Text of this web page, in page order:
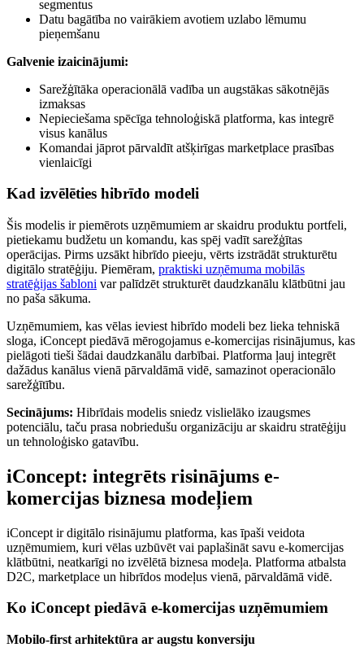
segmentus
Datu bagātība no vairākiem avotiem uzlabo lēmumu
pieņemšanu
Galvenie izaicinājumi:
Sarežģītāka operacionālā vadība un augstākas sākotnējās
izmaksas
Nepieciešama spēcīga tehnoloģiskā platforma, kas integrē
visus kanālus
Komandai jāprot pārvaldīt atšķirīgas marketplace prasības
vienlaicīgi
Kad izvēlēties hibrīdo modeli
Šis modelis ir piemērots uzņēmumiem ar skaidru produktu portfeli,
pietiekamu budžetu un komandu, kas spēj vadīt sarežģītas
operācijas. Pirms uzsākt hibrīdo pieeju, vērts izstrādāt strukturētu
digitālo stratēģiju. Piemēram, praktiski uzņēmuma mobilās
stratēģijas šabloni var palīdzēt strukturēt daudzkanālu klātbūtni jau
no paša sākuma.
Uzņēmumiem, kas vēlas ieviest hibrīdo modeli bez lieka tehniskā
sloga, iConcept piedāvā mērogojamus e-komercijas risinājumus, kas
pielāgoti tieši šādai daudzkanālu darbībai. Platforma ļauj integrēt
dažādus kanālus vienā pārvaldāmā vidē, samazinot operacionālo
sarežģītību.
Secinājums: Hibrīdais modelis sniedz vislielāko izaugsmes
potenciālu, taču prasa nobriedušu organizāciju ar skaidru stratēģiju
un tehnoloģisko gatavību.
iConcept: integrēts risinājums e-
komercijas biznesa modeļiem
iConcept ir digitālo risinājumu platforma, kas īpaši veidota
uzņēmumiem, kuri vēlas uzbūvēt vai paplašināt savu e-komercijas
klātbūtni, neatkarīgi no izvēlētā biznesa modeļa. Platforma atbalsta
D2C, marketplace un hibrīdos modeļus vienā, pārvaldāmā vidē.
Ko iConcept piedāvā e-komercijas uzņēmumiem
Mobilo-first arhitektūra ar augstu konversiju